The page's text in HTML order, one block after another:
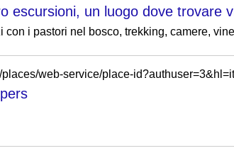
escursioni, un luogo dove trovare
i pastori nel bosco, trekking, camere,
web-service/place-id?authuser=3&hl=it